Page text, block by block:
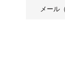
メール